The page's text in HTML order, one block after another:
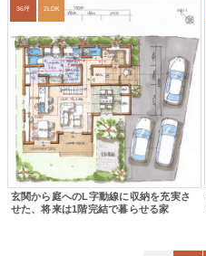
36坪 2LDK
玄関から庭へのL字動線に収納を充実さ
せた、将来は1階完結で暮らせる家